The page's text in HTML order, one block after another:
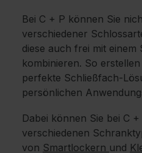
Bei C + P können Sie
verschiedener
diese auch frei mit
kombinieren. So
perfekte Schließfach-
persönlichen
Dabei können Sie bei C
verschiedenen
von Smartlockern und